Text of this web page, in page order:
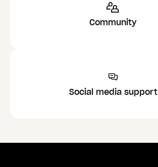
Community
Social media support